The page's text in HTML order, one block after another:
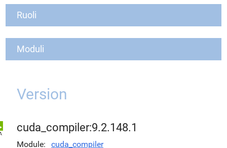
Ruoli
Moduli
Version
cuda_compiler:9.2.148.1
Module
cuda_compiler